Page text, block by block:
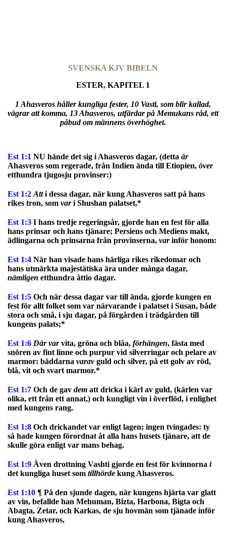
SVENSKA KJV BIBELN
ESTER, KAPITEL 1
1 Ahasveros håller kungliga fester, 10 Vasti, som blir kallad,
vägrar att komma, 13 Ahasveros, utfärdar på Memukans råd, ett
påbud om männens överhöghet.
Est 1:1 NU hände det sig i Ahasveros dagar, (detta är
Ahasveros som regerade, från Indien ända till Etiopien, över
etthundra tjugosju provinser:)
Est 1:2 Atti dessa dagar, när kung Ahasveros satt på hans
rikes tron, som vari Shushan palatset,*
Est 1:3 I hans tredje regeringsår, gjorde han en fest för alla
hans prinsar och hans tjänare; Persiens och Mediens makt,
ädlingarna och prinsarna från provinserna, varinför honom:
Est 1:4 När han visade hans härliga rikes rikedomar och
hans utmärkta majestätiska ära under många dagar,
nämligen etthundra åttio dagar.
Est 1:5 Och när dessa dagar var till ända, gjorde kungen en
fest för allt folket som var närvarande i palatset i Susan, både
stora och små, i sju dagar, på förgården i trädgården till
kungens palats;*
Est 1:6 Där varvita, gröna och blåa, förhängen, fästa med
snören av fint linne och purpur vid silverringar och pelare av
marmor: bäddarna varavguld och silver, på ett golv av röd,
blå, vit och svart marmor.*
Est 1:7 Och de gav dem att dricka i kärl av guld, (kärlen var
olika, ett från ett annat,) och kungligt vin i överflöd, i enlighet
med kungens rang.
Est 1:8 Och drickandet var enligt lagen; ingen tvingades: ty
så hade kungen förordnat åt alla hans husets tjänare, att de
skulle göra enligt var mans behag.
Est 1:9 Även drottning Vashti gjorde en fest för kvinnorna i
det kungliga huset som tillhörde kung Ahasveros.
Est 1:10 ¶ På den sjunde dagen, när kungens hjärta var glatt
av vin, befallde han Mehuman, Bizta, Harbona, Bigta och
Abagta, Zetar, och Karkas, de sju hovmän som tjänade inför
kung Ahasveros,